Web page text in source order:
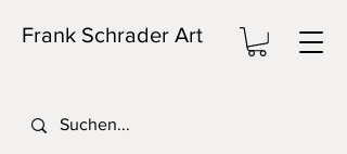
Frank Schrader Art